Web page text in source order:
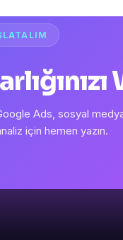
Ads, sosyal
için hemen yazın.